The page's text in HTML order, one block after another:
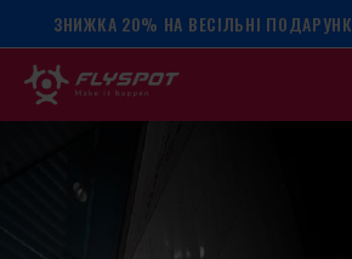
ЗНИЖКА 20% НА ВЕСІЛЬНІ
Головна сторінка / Календар подій /